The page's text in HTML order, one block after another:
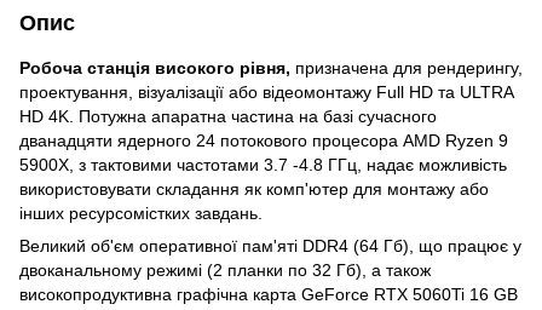
Опис
Робоча станція високого рівня, призначена для рендерингу,
проектування, візуалізації або відеомонтажу Full HD та ULTRA
HD 4K. Потужна апаратна частина на базі сучасного
дванадцяти ядерного 24 потокового процесора AMD Ryzen 9
5900X, з тактовими частотами 3.7 -4.8 ГГц, надає можливість
використовувати складання як комп'ютер для монтажу або
інших ресурсомістких завдань.
Великий об'єм оперативної пам'яті DDR4 (64 Гб), що працює у
двоканальному режимі (2 планки по 32 Гб), а також
високопродуктивна графічна карта GeForce RTX 5060Ti 16 GB